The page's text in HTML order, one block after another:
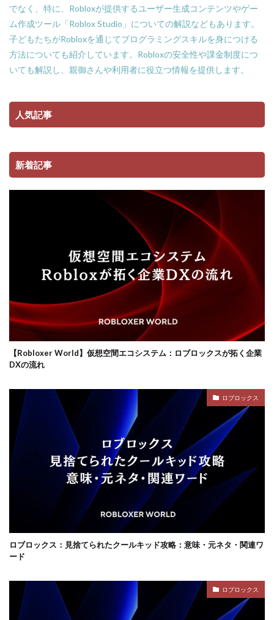
でなく、特に、Robloxが提供するユーザー生成コンテンツやゲー
ム作成ツール「Roblox Studio」についての解説などもあります。
子どもたちがRobloxを通じてプログラミングスキルを身につける
方法についても紹介しています。Robloxの安全性や課金制度につ
いても解説し、親御さんや利用者に役立つ情報を提供します。
人気記事
新着記事
【Robloxer World】仮想空間エコシステム：ロブロックスが拓く企業
DXの流れ
ロブロックス
ロブロックス：見捨てられたクールキッド攻略：意味・元ネタ・関連ワ
ード
ロブロックス